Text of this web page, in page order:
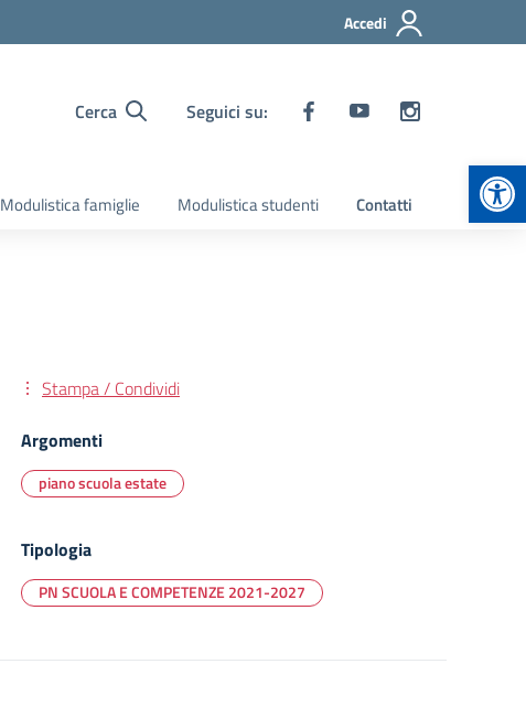
Accedi
Cerca Seguici su:
Modulistica famiglie Modulistica studenti Contatti
Stampa / Condividi
Argomenti
piano scuola estate
Tipologia
PN SCUOLA E COMPETENZE 2021-2027